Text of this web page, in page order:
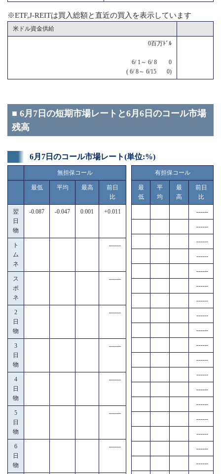
※ETF,J-REITは買入総額と直近の買入を表示しています
米ドル資金供給
0百万ﾄﾞﾙ
6/ 1～ 6/ 8 0
( 6/ 8～ 6/15 0)
■ 6月7日の短期市場レートと6月6日のコール市場
残高
6月7日のコール市場レート(単位:%)
無担保コール
最低 平均 最高
前日
比
翌
日
物
-0.087 -0.047 0.001 +0.011
ト
ム
ネ
------
ス
ポ
ネ
------
2
日
物
------
3
日
物
------
4
日
物
------
5
日
物
------
6
日
物
------
有担保コール
最
低
平
均
最
高
前日
比
------
------
------
------
------
------
------
------
------
------
------
------
------
------
------
------
------
------